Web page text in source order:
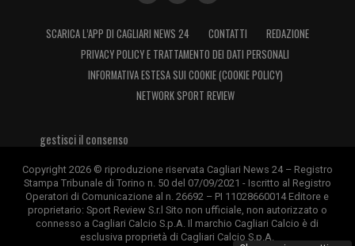
SCARICA L’APP DI CAGLIARI NEWS 24 CONTATTI
REDAZIONE
PRIVACY POLICY E TRATTAMENTO DEI DATI PERSONALI
INFORMATIVA ESTESA SUI COOKIE (COOKIE POLICY)
NETWORK SPORT REVIEW
gestisci il consenso
Copyright 2026 © riproduzione riservata Cagliari News 24 – Registro
Stampa Tribunale di Torino n. 50 del 07/09/2021 - Iscritto al Registro
Operatori di Comunicazione al n. 26692 – PI 11028660014 Editore e
proprietario: Sport Review S.r.l Sito non ufficiale, non autorizzato o
connesso a Cagliari Calcio S.p.A. Il marchio Cagliari Calcio è di
esclusiva proprietà di Cagliari Calcio S.p.A.